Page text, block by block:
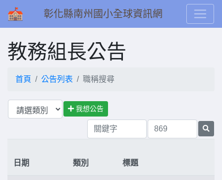
彰化縣南州國小全球資訊網
教務組長公告
首頁 公告列表 職稱搜尋
我想公告
日期 類別 標題